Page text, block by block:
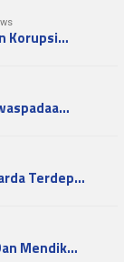
Korupsi…
Terdep…
Mendik…